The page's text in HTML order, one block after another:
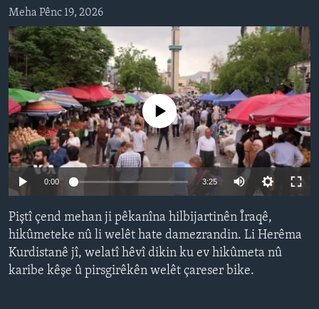
Lêgerînê
ÎRAQ
ÎRAN
ROJHILATA NAVÎN
CÎHAN
ÇAND Û HUNER
SERNIVÎS
SORANÎ
Learning English
FOLLOW US
Meha Pênc 19, 2026
Auto 240p 480p
No media source currently available
0:00 3:25 Auto
360p
480p
Piştî çend mehan ji pêkanîna hilbijartinên Îraqê,
hikûmeteke nû li welêt hate damezrandin. Li Herêma
Kurdistanê jî, welatî hêvî dikin ku ev hikûmeta nû
karibe kêşe û pirsgirêkên welêt çareser bike.